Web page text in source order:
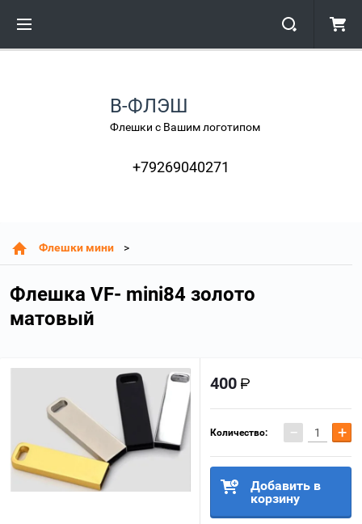
В-ФЛЭШ
Флешки с Вашим логотипом
+79269040271
Флешки мини
Флешка VF- mini84 золото
матовый
400
Количество: − +
Добавить в
корзину